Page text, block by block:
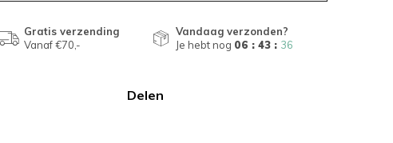
Gratis verzending
Vanaf €70,-
Vandaag verzonden?
Je hebt nog 06 : 43 : 35
Delen